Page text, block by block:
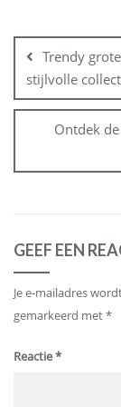
navigatie
Trendy
stijlvolle
Ontdek
GEEF EEN
Je e-mailadres
gemarkeerd met*
Reactie*